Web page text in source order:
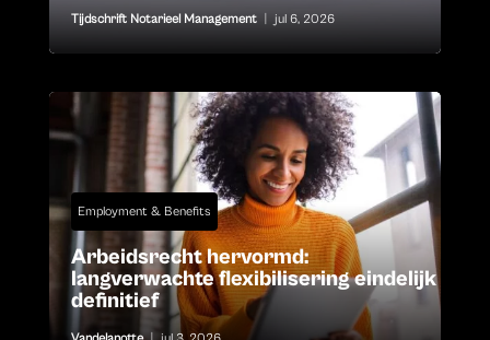
Tijdschrift Notarieel Management jul 6, 2026
Employment & Benefits
Arbeidsrecht hervormd:
langverwachte flexibilisering eindelijk
definitief